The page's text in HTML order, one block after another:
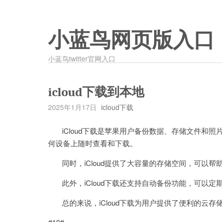
小蓝鸟网页版入口
小蓝鸟twitter官网入口
icloud下载到本地
2025年1月17日 icloud下载
iCloud下载是苹果用户备份数据、存储文件和照
何设备上随时查看和下载。
同时，iCloud提供了大容量的存储空间，可以帮
此外，iCloud下载还支持自动备份功能，可以定
总的来说，iCloud下载为用户提供了便利的云存